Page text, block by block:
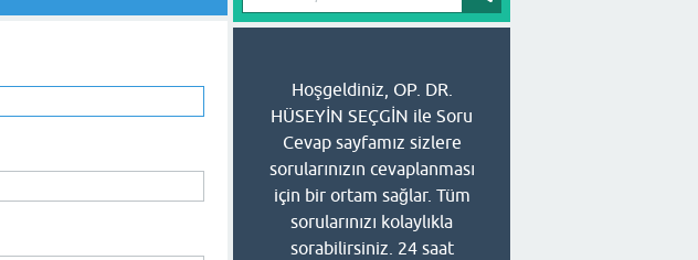
Hoşgeldiniz, OP. DR.
HÜSEYİN SEÇGİN ile Soru
Cevap sayfamız sizlere
sorularınızın cevaplanması
için bir ortam sağlar. Tüm
sorularınızı kolaylıkla
sorabilirsiniz. 24 saat